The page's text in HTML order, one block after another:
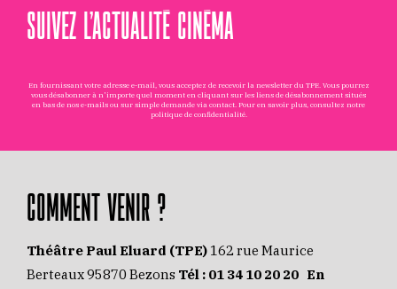
SUIVEZ L’ACTUALITÉ CINÉMA
En fournissant votre adresse e-mail, vous acceptez de recevoir la newsletter du TPE. Vous pourrez
vous désabonner à n'importe quel moment en cliquant sur les liens de désabonnement situés
en bas de nos e-mails ou sur simple demande via contact. Pour en savoir plus, consultez notre
politique de confidentialité.
COMMENT VENIR ?
Théâtre Paul Eluard (TPE) 162 rue Maurice
Berteaux 95870 Bezons Tél : 01 34 10 20 20 En